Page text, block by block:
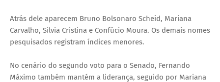
Atrás dele aparecem Bruno Bolsonaro Scheid, Mariana
Carvalho, Silvia Cristina e Confúcio Moura. Os demais nomes
pesquisados registram índices menores.
No cenário do segundo voto para o Senado, Fernando
Máximo também mantém a liderança, seguido por Mariana